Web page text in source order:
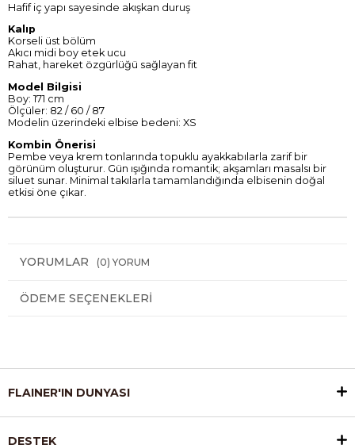
Hafif iç yapı sayesinde akışkan duruş
Kalıp
Korseli üst bölüm
Akıcı midi boy etek ucu
Rahat, hareket özgürlüğü sağlayan fit
Model Bilgisi
Boy: 171 cm
Ölçüler: 82 / 60 / 87
Modelin üzerindeki elbise bedeni: XS
Kombin Önerisi
Pembe veya krem tonlarında topuklu ayakkabılarla zarif bir
görünüm oluşturur. Gün ışığında romantik; akşamları masalsı bir
siluet sunar. Minimal takılarla tamamlandığında elbisenin doğal
etkisi öne çıkar.
YORUMLAR (0)
ÖDEME SEÇENEKLERI
FLAINER'IN DUNYASI
DESTEK